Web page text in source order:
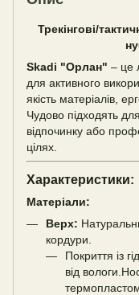
Трекінгові/
Skadi "Орлан" – це
для активного
якість матеріалів,
Чудово підходять
відпочинку або
цілях.
Характеристики:
Матеріали:
Верх:
кордури.
Покриття із
від